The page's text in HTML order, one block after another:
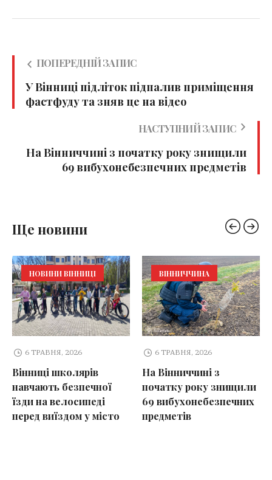
ПОПЕРЕДНІЙ ЗАПИС
У Вінниці підліток підпалив приміщення
фастфуду та зняв це на відео
НАСТУПНИЙ ЗАПИС
На Вінниччині з початку року знищили
69 вибухонебезпечних предметів
Ще новини
НОВИНИ ВІННИЦІ
6 ТРАВНЯ, 2026
Вінниці школярів
навчають безпечної
їзди на велосипеді
перед виїздом у місто
ВІННИЧЧИНА
6 ТРАВНЯ, 2026
На Вінниччині з
початку року знищили
69 вибухонебезпечних
предметів